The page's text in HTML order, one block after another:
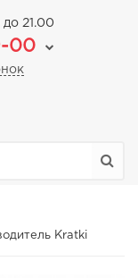
21.00
00
Kratki